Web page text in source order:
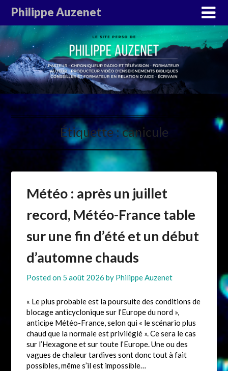
Philippe Auzenet
Étiquette :canicule
Météo : après un juillet
record, Météo-France table
sur une fin d’été et un début
d’automne chauds
Posted on 5 août 2026 by Philippe Auzenet
« Le plus probable est la poursuite des conditions de
blocage anticyclonique sur l’Europe du nord »,
anticipe Météo-France, selon qui « le scénario plus
chaud que la normale est privilégié ». Ce sera le cas
sur l’Hexagone et sur toute l’Europe. Une ou des
vagues de chaleur tardives sont donc tout à fait
possibles, même s’il est impossible…